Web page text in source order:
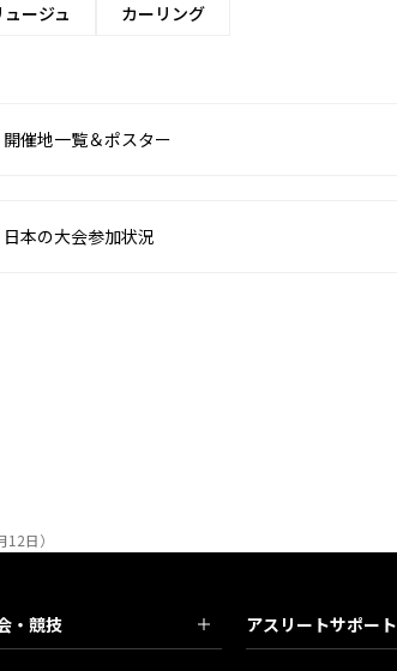
ュージュ カーリング
開催地一覧＆ポスター
日本の大会参加状況
日）
・競技 アスリートサポート